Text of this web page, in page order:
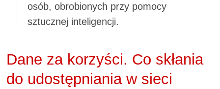
osób, obrobionych przy pomocy
sztucznej inteligencji.
Dane za korzyści. Co skłania
do udostępniania w sieci